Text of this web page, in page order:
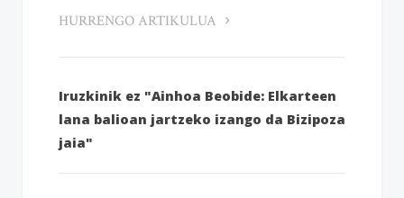
HURRENGO ARTIKULUA
Iruzkinik ez "Ainhoa Beobide: Elkarteen
lana balioan jartzeko izango da Bizipoza
jaia"